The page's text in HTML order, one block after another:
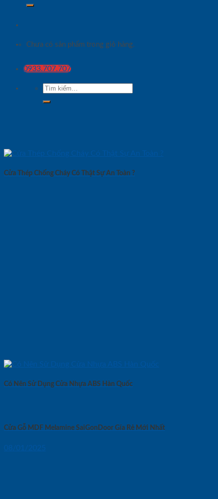
Chưa có sản phẩm trong giỏ hàng.
0933.707.707
Tìm
kiếm:
Cửa Thép Chống Cháy Có Thật Sự An Toàn ?
Có Nên Sử Dụng Cửa Nhựa ABS Hàn Quốc
Cửa Gỗ MDF Melamine SaiGonDoor Gía Rẻ Mới Nhất
08/01/2025